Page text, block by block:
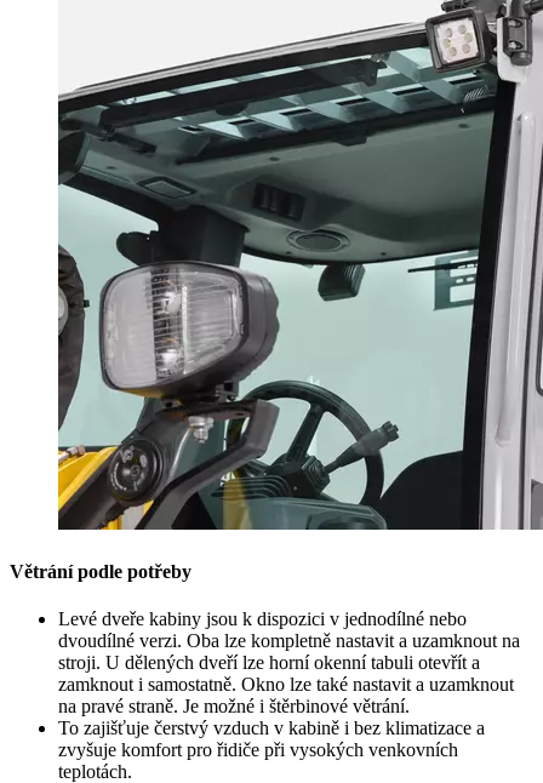
Větrání podle potřeby
Levé dveře kabiny jsou k dispozici v jednodílné nebo
dvoudílné verzi. Oba lze kompletně nastavit a uzamknout na
stroji. U dělených dveří lze horní okenní tabuli otevřít a
zamknout i samostatně. Okno lze také nastavit a uzamknout
na pravé straně. Je možné i štěrbinové větrání.
To zajišťuje čerstvý vzduch v kabině i bez klimatizace a
zvyšuje komfort pro řidiče při vysokých venkovních
teplotách.